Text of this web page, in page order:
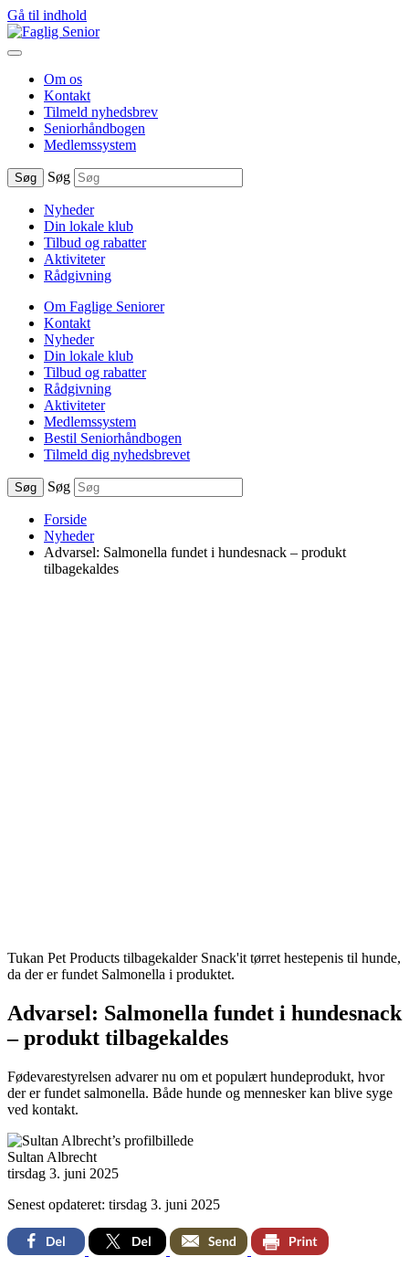
Gå til indhold
Om os
Kontakt
Tilmeld nyhedsbrev
Seniorhåndbogen
Medlemssystem
Søg Søg
Nyheder
Din lokale klub
Tilbud og rabatter
Aktiviteter
Rådgivning
Om Faglige Seniorer
Kontakt
Nyheder
Din lokale klub
Tilbud og rabatter
Rådgivning
Aktiviteter
Medlemssystem
Bestil Seniorhåndbogen
Tilmeld dig nyhedsbrevet
Søg Søg
Forside
Nyheder
Advarsel: Salmonella fundet i hundesnack – produkt
tilbagekaldes
Tukan Pet Products tilbagekalder Snack'it tørret hestepenis til hunde,
da der er fundet Salmonella i produktet.
Advarsel: Salmonella fundet i hundesnack
– produkt tilbagekaldes
Fødevarestyrelsen advarer nu om et populært hundeprodukt, hvor
der er fundet salmonella. Både hunde og mennesker kan blive syge
ved kontakt.
Sultan Albrecht
tirsdag 3. juni 2025
Senest opdateret: tirsdag 3. juni 2025
Facebook
Twitter Email Print